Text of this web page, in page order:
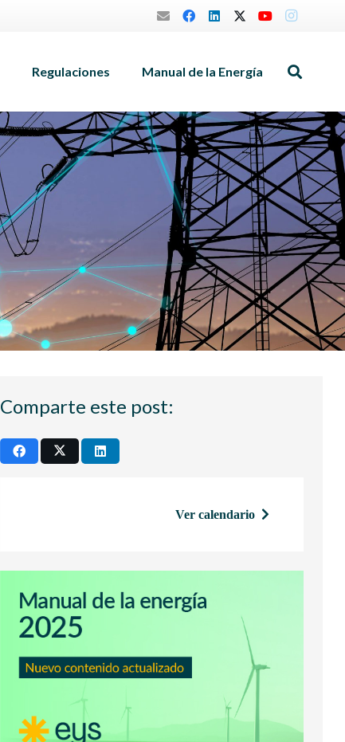
Regulaciones Manual de la Energía
Comparte este post:
Ver calendario